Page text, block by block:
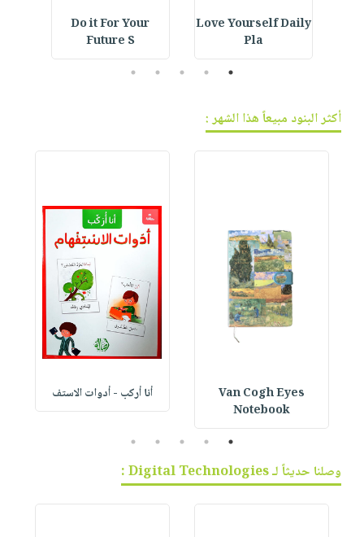
Love Yourself Daily
Pla
Do it For Your
Future S
1
2
3
4
5
أكثر البنود مبيعاً هذا الشهر :
Van Cogh Eyes
Notebook
أنا أركب - أدوات الاستف
1
2
3
4
5
وصلنا حديثاً لـ Digital Technologies :